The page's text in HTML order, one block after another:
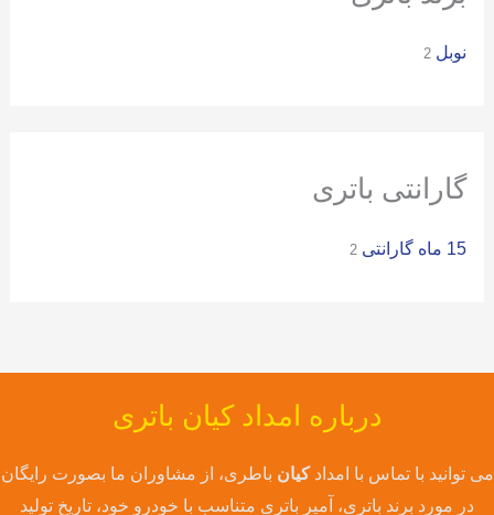
ر
نوبل 2
گارانتی باتری
15 ماه گارانتی 2
درباره امداد کیان باتری
می توانید با تماس با امدادکیان باطری، از مشاوران ما بصورت رایگان
در مورد برند باتری، آمپر باتری متناسب با خودرو خود، تاریخ تولید